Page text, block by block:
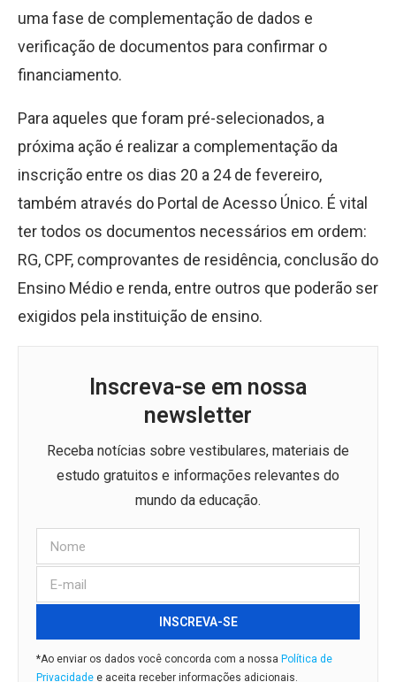
uma fase de complementação de dados e
verificação de documentos para confirmar o
financiamento.
Para aqueles que foram pré-selecionados, a
próxima ação é realizar a complementação da
inscrição entre os dias 20 a 24 de fevereiro,
também através do Portal de Acesso Único. É vital
ter todos os documentos necessários em ordem:
RG, CPF, comprovantes de residência, conclusão do
Ensino Médio e renda, entre outros que poderão ser
exigidos pela instituição de ensino.
Inscreva-se em nossa
newsletter
Receba notícias sobre vestibulares, materiais de
estudo gratuitos e informações relevantes do
mundo da educação.
INSCREVA-SE
*Ao enviar os dados você concorda com a nossa Política de
Privacidade e aceita receber informações adicionais.